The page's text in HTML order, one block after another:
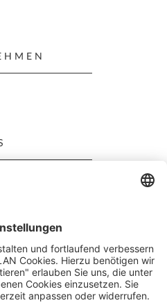
Xing
auf Facebook
auf YouTube
Group